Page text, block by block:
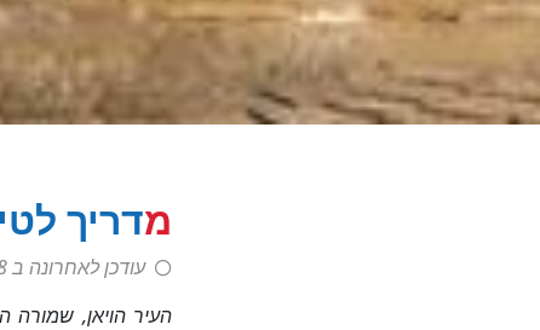
מדריך
עודכן לאחרונה ב2025
העיר הויאן, שמורה